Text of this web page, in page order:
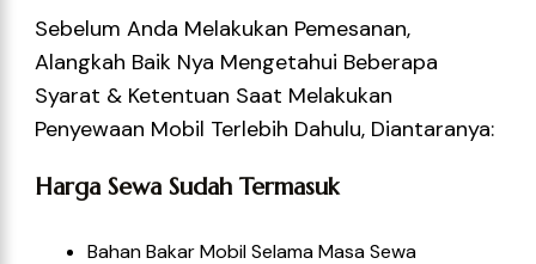
Sebelum Anda Melakukan Pemesanan,
Alangkah Baik Nya Mengetahui Beberapa
Syarat & Ketentuan Saat Melakukan
Penyewaan Mobil Terlebih Dahulu, Diantaranya:
Harga Sewa Sudah Termasuk
Bahan Bakar Mobil Selama Masa Sewa